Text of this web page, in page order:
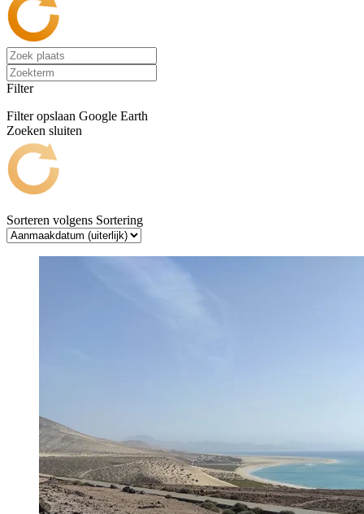
Filter
Filter opslaan Google Earth
Zoeken sluiten
Sorteren volgens Sortering